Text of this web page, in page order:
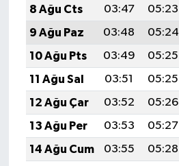
8 Ağu Cts
03:47 05:23
9 Ağu Paz
03:48 05:24
10 Ağu Pts
03:49 05:25
11 Ağu Sal
03:51 05:25
12 Ağu Çar
03:52 05:26
13 Ağu Per
03:53 05:27
14 Ağu Cum
03:55 05:28